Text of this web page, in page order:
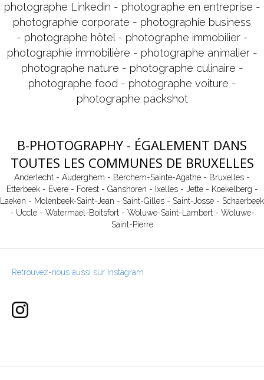
photographe Linkedin - photographe en entreprise -
photographie corporate - photographie business
- photographe hôtel - photographe immobilier-
photographie immobilière - photographe animalier-
photographe nature - photographe culinaire -
photographe food - photographe voiture -
photographe packshot
B-PHOTOGRAPHY - ÉGALEMENT DANS
TOUTES LES COMMUNES DE BRUXELLES
Anderlecht - Auderghem - Berchem-Sainte-Agathe - Bruxelles -
Etterbeek- Evere- Forest- Ganshoren - Ixelles- Jette- Koekelberg -
Laeken - Molenbeek-Saint-Jean - Saint-Gilles - Saint-Josse - Schaerbeek
- Uccle- Watermael-Boitsfort- Woluwe-Saint-Lambert- Woluwe-
Saint-Pierre
Retrouvez-nous aussi sur Instagram